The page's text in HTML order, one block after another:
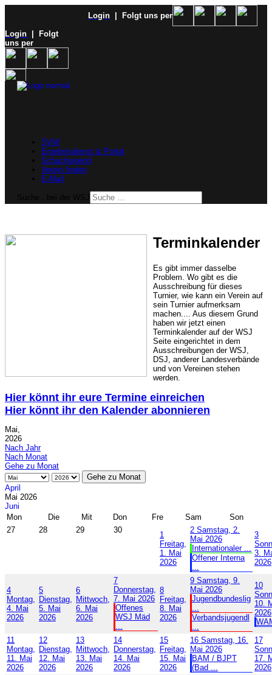
Login
| Folgt uns per
Login
| Folgt
uns per
SVW
Ergebnisdienst & Portal
Schachjugend
Verein finden
E-Mail
Terminkalender
Es gibt immer dasselbe
Problem. Wo gibt es die
Ausschreibung für dieses
Turnier, wie kann ein Verein auf
sein Turnier aufmerksam
machen.... Aus diesem Grund
haben wir jetzt einen
Terminkalender auf der WSJ
Seite eingerichtet in dem
Ausschreibungen der WSJ,
DSJ, anderer Landesverbände
und von Vereinen stehen
werden.
Hier könnt ihr eure Termine einreichen
Hier könnt ihr den Kalender abonnieren
Mai,
2026
Nach Jahr
Nach Monat
Gehe zu Monat
Gehe zu Monat
April
Mai 2026
Juni
Mon
Die Mit Don Fre Sam
Son
27
28 29 30
1
Freitag,
1. Mai
2026
2 Samstag, 2.
Mai 2026
Internationaler ...
Offener Interna
3
3.
2026
4
Montag,
4. Mai
2026
5
Dienstag,
5. Mai
2026
6
Mittwoch,
6. Mai
2026
7
Donnerstag,
7. Mai 2026
Offenes
WSJ Mäd
8
Freitag,
8. Mai
2026
9 Samstag, 9.
Mai 2026
Jugendbundeslig
Verbandsjugendl
10
10.
2026
11
Montag,
11. Mai
2026
12
Dienstag,
12. Mai
2026
13
Mittwoch,
13. Mai
2026
14
Donnerstag,
14. Mai
2026
15
Freitag,
15. Mai
2026
16 Samstag, 16.
Mai 2026
BAM / BJPT
(Bad ...
17
17.
2026